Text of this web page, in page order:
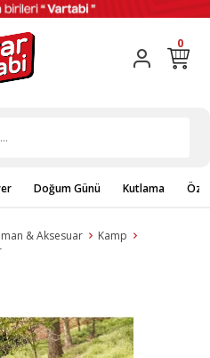
0
Doğum Günü Kutlama
& Aksesuar
Kamp